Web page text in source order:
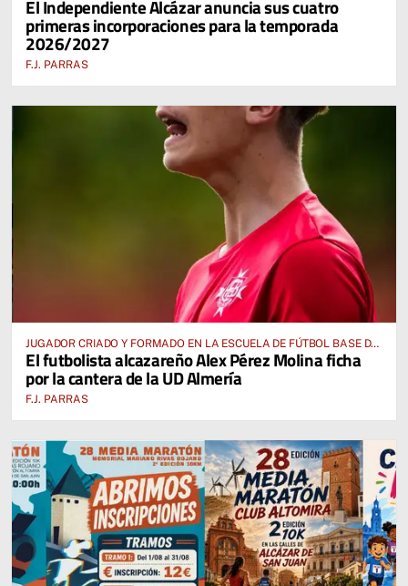
AUTONÓMICA PREFERENTE FEMENINA
El Independiente Alcázar anuncia sus cuatro
primeras incorporaciones para la temporada
2026/2027
F.J. PARRAS
JUGADOR CRIADO Y FORMADO EN LA ESCUELA DE FÚTBOL BASE DE
ALCÁZAR DE SAN JUAN
El futbolista alcazareño Alex Pérez Molina ficha
por la cantera de la UD Almería
F.J. PARRAS